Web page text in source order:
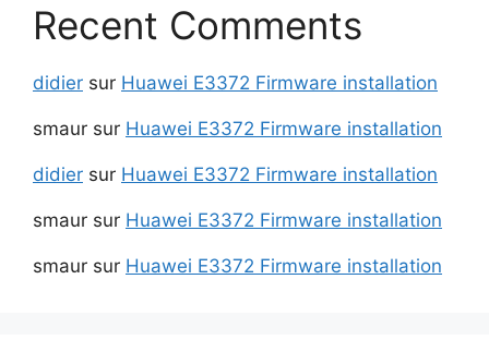
Recent Comments
didier sur Huawei E3372 Firmware installation
smaur sur Huawei E3372 Firmware installation
didier sur Huawei E3372 Firmware installation
smaur sur Huawei E3372 Firmware installation
smaur sur Huawei E3372 Firmware installation